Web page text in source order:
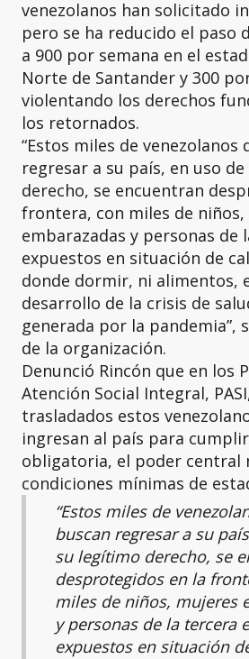
venezolanos han solicitado
pero se ha reducido el paso
a 900 por semana en el
Norte de Santander y 300
violentando los derechos
los retornados.
“Estos miles de venezolanos
regresar a su país, en uso
derecho, se encuentran
frontera, con miles de niños,
embarazadas y personas de
expuestos en situación de
donde dormir, ni alimentos,
desarrollo de la crisis de
generada por la pandemia”,
de la organización.
Denunció Rincón que en los
Atención Social Integral,
trasladados estos
ingresan al país para
obligatoria, el poder central
condiciones mínimas de
“Estos miles de
buscan regresar a su
su legítimo derecho, se
desprotegidos en la
miles de niños, mujeres
y personas de la tercera
expuestos en situación